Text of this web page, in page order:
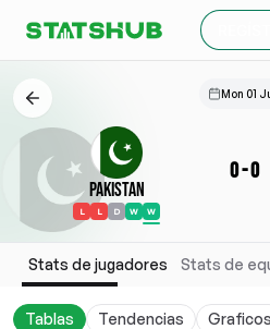
Mon 01
Pakistan
L L D W W
0-0
Stats de jugadores Stats de
Tablas Tendencias Graficos